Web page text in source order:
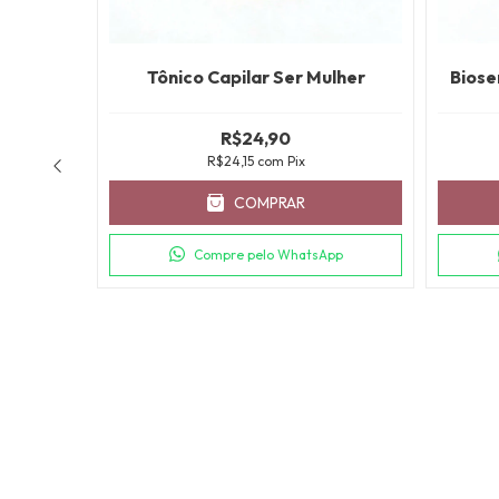
Tônico Capilar Ser Mulher
R$24,90
R$24,15 com Pix
COMPRAR
Compre pelo WhatsApp